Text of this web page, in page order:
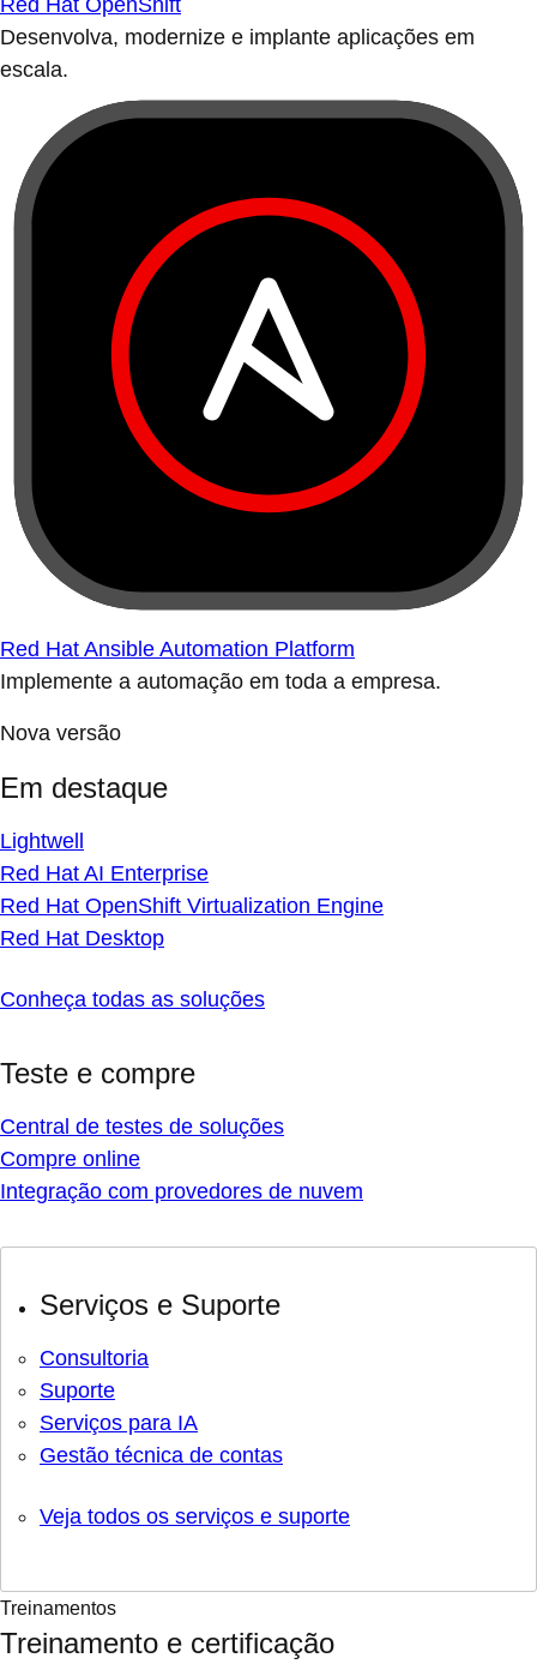
Red Hat OpenShift
Desenvolva, modernize e implante aplicações em
escala.
Red Hat Ansible Automation Platform
Implemente a automação em toda a empresa.
Nova versão
Em destaque
Lightwell
Red Hat AI Enterprise
Red Hat OpenShift Virtualization Engine
Red Hat Desktop
Conheça todas as soluções
Teste e compre
Central de testes de soluções
Compre online
Integração com provedores de nuvem
Serviços e Suporte
Consultoria
Suporte
Serviços para IA
Gestão técnica de contas
Veja todos os serviços e suporte
Treinamentos
Treinamento e certificação